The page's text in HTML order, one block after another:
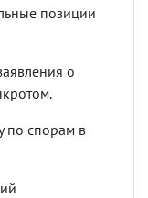
позиции
о
по спорам в